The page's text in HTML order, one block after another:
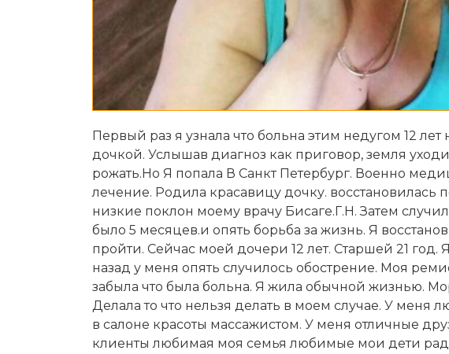
Первый раз я узнала что больна этим недугом 12
дочкой. Услышав диагноз как приговор, земля
рожать.Но Я попала В Санкт Петербург. Военно
лечение. Родила красавицу дочку. восстановилась
низкие поклон моему врачу Бисаге.Г.Н. Затем
было 5 месяцев.и опять борьба за жизнь. Я
пройти. Сейчас моей дочери 12 лет. Старшей 21 год.
назад у меня опять случилось обострение. Моя
забыла что была больна. Я жила обычной жизнью.
Делала то что нельзя делать в моем случае. У меня
в салоне красоты массажистом. У меня отличные
клиенты любимая моя семья любимые мои дети